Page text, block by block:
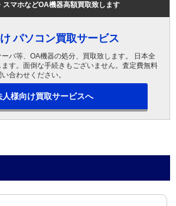
スマホなどOA機器高額買取致します
パソコン買取サービス
バ等、OA機器の処分、買取致します。 日本全
す。面倒な手続きもございません。査定費無料
合わせください。
人様向け買取サービスへ